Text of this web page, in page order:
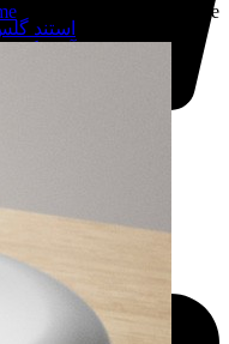
استند
ضد گلوله
فوق
شیشه های خاص
Posts Tagged "Furniture"